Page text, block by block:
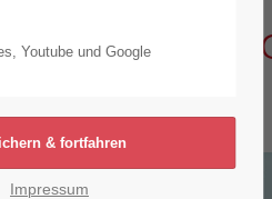
Sensitiv
Youtube und Google
Impressum